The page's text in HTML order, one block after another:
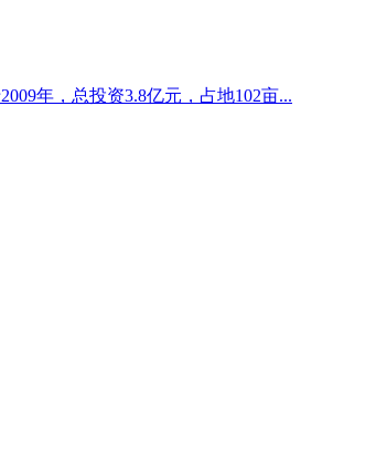
年，总投资3.8亿元，占地102亩...